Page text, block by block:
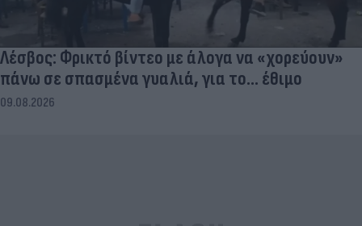
Λέσβος: Φρικτό βίντεο με άλογα να «χορεύουν»
πάνω σε σπασμένα γυαλιά, για το... έθιμο
09.08.2026